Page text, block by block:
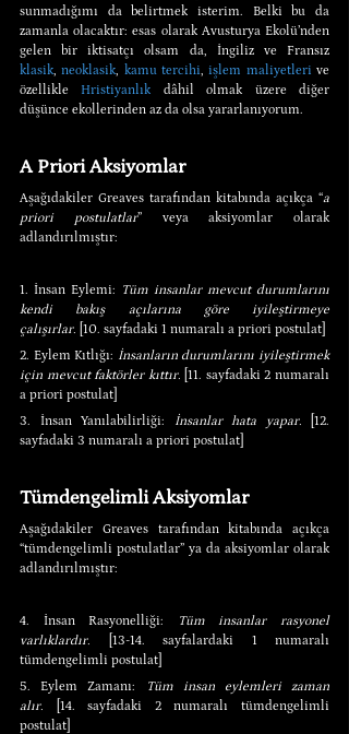
sunmadığımı da belirtmek isterim. Belki bu da
zamanla olacaktır: esas olarak Avusturya Ekolü’nden
klasik, neoklasik, kamu tercihi, işlem maliyetleri ve
özellikle Hristiyanlık dâhil olmak üzere diğer
düşünce ekollerinden az da olsa yararlanıyorum.
A Priori Aksiyomlar
Aşağıdakiler Greaves tarafından kitabında açıkça “a
priori postulatlar” veya aksiyomlar olarak
adlandırılmıştır:
1. İnsan Eylemi:
Tüm insanlar mevcut durumlarını
kendi bakış açılarına göre iyileştirmeye
çalışırlar. [10. sayfadaki 1 numaralı a priori postulat]
2. Eylem Kıtlığı: İnsanların durumlarını iyileştirmek
için mevcut faktörler kıttır. [11. sayfadaki 2 numaralı
a priori postulat]
3. İnsan Yanılabilirliği:
İnsanlar hata yapar. [12.
sayfadaki 3 numaralı a priori postulat]
Tümdengelimli Aksiyomlar
Aşağıdakiler Greaves tarafından kitabında açıkça
“tümdengelimli postulatlar” ya da aksiyomlar olarak
adlandırılmıştır:
4. İnsan Rasyonelliği:
Tüm insanlar rasyonel
varlıklardır. [13-14. sayfalardaki 1 numaralı
tümdengelimli postulat]
5. Eylem Zamanı:
Tüm insan eylemleri zaman
alır. [14. sayfadaki 2 numaralı tümdengelimli
postulat]